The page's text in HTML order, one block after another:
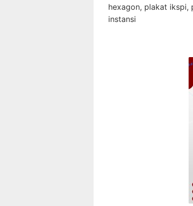
hexagon, plakat ikspi,
instansi